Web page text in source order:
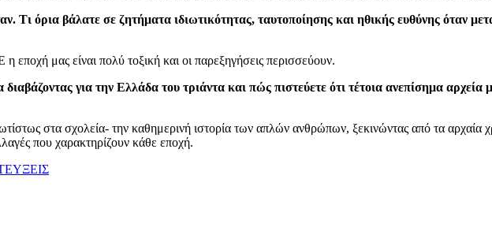
Τι όρια βάλατε σε ζητήματα ιδιωτικότητας, ταυτοποίησης και ηθικής ευθύνης όταν
μας είναι πολύ τοξική και οι παρεξηγήσεις περισσεύουν.
για την Ελλάδα του τριάντα και πώς πιστεύετε ότι τέτοια ανεπίσημα
στα σχολεία- την καθημερινή ιστορία των απλών ανθρώπων, ξεκινώντας από τα αρχαία
που χαρακτηρίζουν κάθε εποχή.